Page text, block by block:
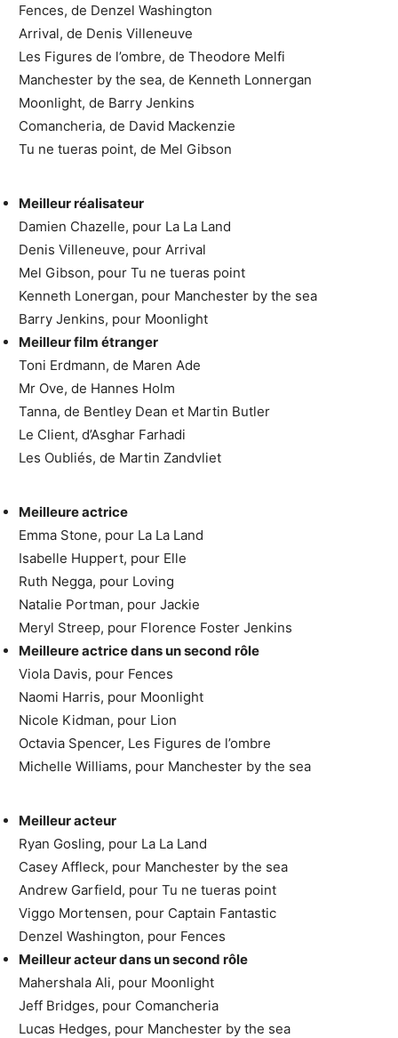
Fences, de Denzel Washington
Arrival, de Denis Villeneuve
Les Figures de l’ombre, de Theodore Melfi
Manchester by the sea, de Kenneth Lonnergan
Moonlight, de Barry Jenkins
Comancheria, de David Mackenzie
Tu ne tueras point, de Mel Gibson
Meilleur réalisateur
Damien Chazelle, pour La La Land
Denis Villeneuve, pour Arrival
Mel Gibson, pour Tu ne tueras point
Kenneth Lonergan, pour Manchester by the sea
Barry Jenkins, pour Moonlight
Meilleur film étranger
Toni Erdmann, de Maren Ade
Mr Ove, de Hannes Holm
Tanna, de Bentley Dean et Martin Butler
Le Client, d’Asghar Farhadi
Les Oubliés, de Martin Zandvliet
Meilleure actrice
Emma Stone, pour La La Land
Isabelle Huppert, pour Elle
Ruth Negga, pour Loving
Natalie Portman, pour Jackie
Meryl Streep, pour Florence Foster Jenkins
Meilleure actrice dans un second rôle
Viola Davis, pour Fences
Naomi Harris, pour Moonlight
Nicole Kidman, pour Lion
Octavia Spencer, Les Figures de l’ombre
Michelle Williams, pour Manchester by the sea
Meilleur acteur
Ryan Gosling, pour La La Land
Casey Affleck, pour Manchester by the sea
Andrew Garfield, pour Tu ne tueras point
Viggo Mortensen, pour Captain Fantastic
Denzel Washington, pour Fences
Meilleur acteur dans un second rôle
Mahershala Ali, pour Moonlight
Jeff Bridges, pour Comancheria
Lucas Hedges, pour Manchester by the sea